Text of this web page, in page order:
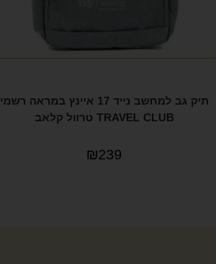
תיק גב למחשב נייד 17 איינץ במראה רשמי
TRAVEL CLUB טרוול קלאב
₪239